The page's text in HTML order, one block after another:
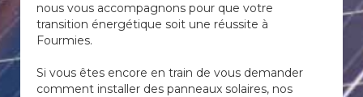
nous vous accompagnons pour que votre
transition énergétique soit une réussite à
Fourmies.
Si vous êtes encore en train de vous demander
comment installer des panneaux solaires, nos